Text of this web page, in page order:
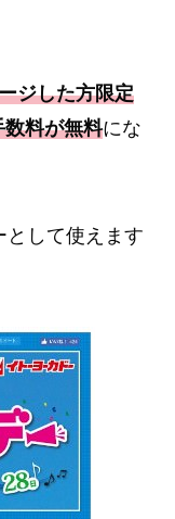
ジした方限定
料が無料にな
として使えます